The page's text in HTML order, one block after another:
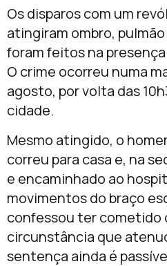
Os disparos com um
atingiram ombro,
foram feitos na
O crime ocorreu numa
agosto, por volta das
cidade.
Mesmo atingido, o
correu para casa e, na
e encaminhado ao
movimentos do braço
confessou ter cometido
circunstância que
sentença ainda é